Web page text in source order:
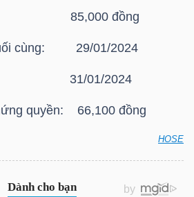
85,000 đồng
cùng: 29/01/2024
31/01/2024
quyền: 66,100 đồng
HOSE